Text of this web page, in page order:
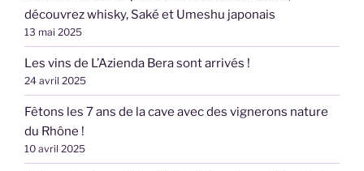
découvrez whisky, Saké et Umeshu japonais
13 mai 2025
Les vins de L’Azienda Bera sont arrivés !
24 avril 2025
Fêtons les 7 ans de la cave avec des vignerons nature
du Rhône !
10 avril 2025